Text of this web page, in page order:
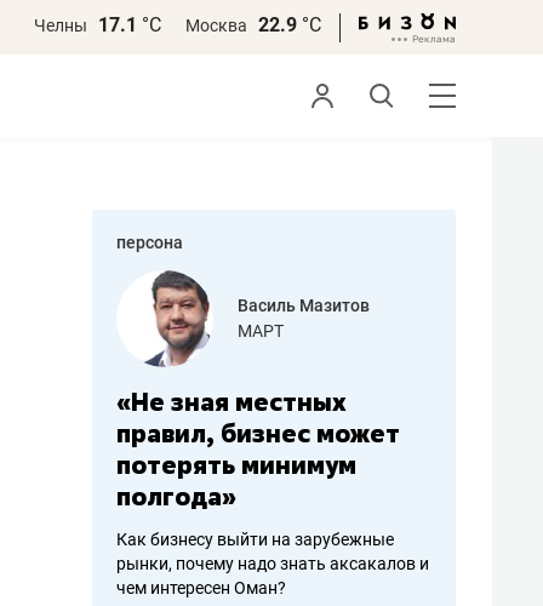
Челны 17.1 °С Москва 22.9 °С
персона
работа
Василь Мазитов
МАРТ
«Не зная местных
правил, бизнес может
потерять минимум
полгода»
Как бизнесу выйти на зарубежные
рынки, почему надо знать аксакалов и
чем интересен Оман?